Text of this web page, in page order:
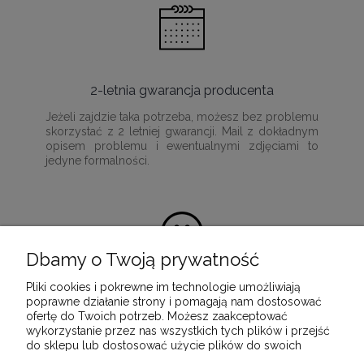
2-letnia gwarancja producenta
Jeżeli zajdzie taka potrzeba, możesz bez problemu
skorzystać z 2 letniej gwarancji. Mail z dokładnym
opisem problemu i ewentualnymi zdjęciami to
jedyne formalności.
100% satysfakcji z zakupu
Ponieważ naszą misją jest dostarczenie
wartościowych i wysokiej jakości produktów, które
Dbamy o Twoją prywatność
Pliki cookies i pokrewne im technologie umożliwiają
poprawne działanie strony i pomagają nam dostosować
ofertę do Twoich potrzeb. Możesz zaakceptować
wykorzystanie przez nas wszystkich tych plików i przejść
do sklepu lub dostosować użycie plików do swoich